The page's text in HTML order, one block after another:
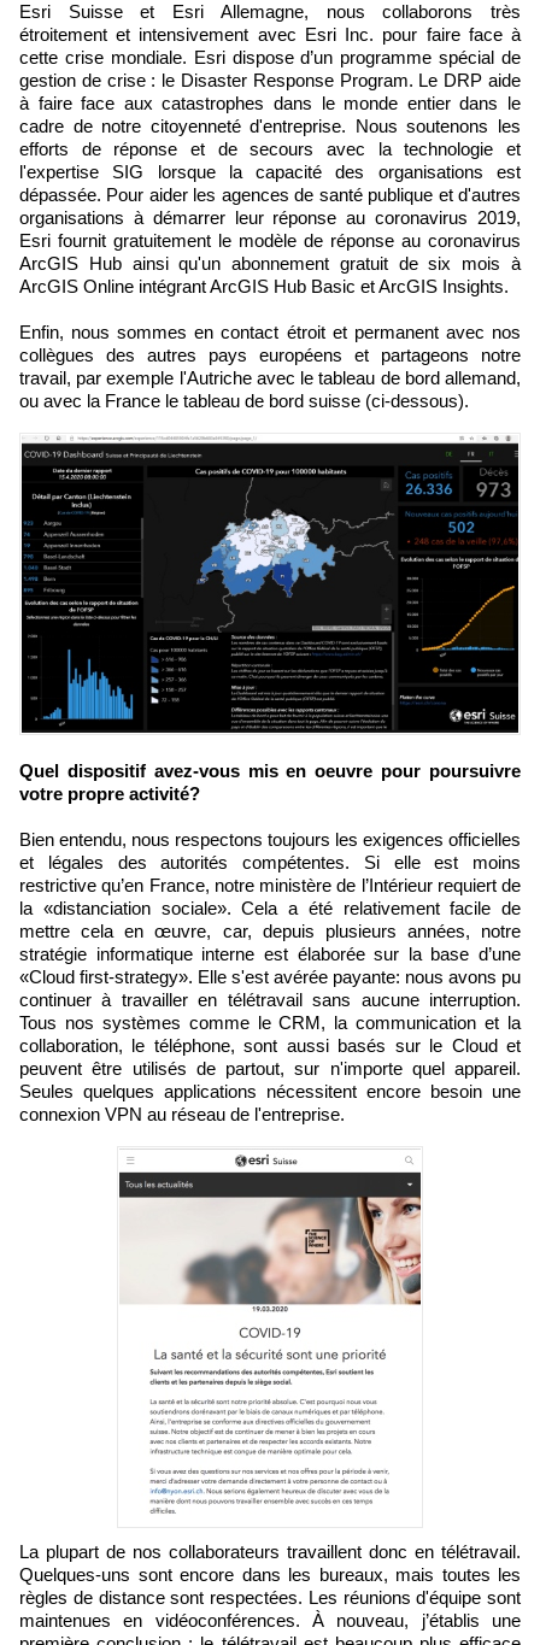
Esri Suisse et Esri Allemagne, nous collaborons très
étroitement et intensivement avec Esri Inc. pour faire face à
cette crise mondiale. Esri dispose d’un programme spécial de
gestion de crise : le Disaster Response Program. Le DRP aide
à faire face aux catastrophes dans le monde entier dans le
cadre de notre citoyenneté d'entreprise. Nous soutenons les
efforts de réponse et de secours avec la technologie et
l'expertise SIG lorsque la capacité des organisations est
dépassée. Pour aider les agences de santé publique et d'autres
organisations à démarrer leur réponse au coronavirus 2019,
Esri fournit gratuitement le modèle de réponse au coronavirus
ArcGIS Hub ainsi qu'un abonnement gratuit de six mois à
ArcGIS Online intégrant ArcGIS Hub Basic et ArcGIS Insights.
Enfin, nous sommes en contact étroit et permanent avec nos
collègues des autres pays européens et partageons notre
travail, par exemple l'Autriche avec le tableau de bord allemand,
ou avec la France le tableau de bord suisse (ci-dessous).
Quel dispositif avez-vous mis en oeuvre pour poursuivre
votre propre activité?
Bien entendu, nous respectons toujours les exigences officielles
et légales des autorités compétentes. Si elle est moins
restrictive qu’en France, notre ministère de l’Intérieur requiert de
la «distanciation sociale». Cela a été relativement facile de
mettre cela en œuvre, car, depuis plusieurs années, notre
stratégie informatique interne est élaborée sur la base d’une
«Cloud first-strategy». Elle s'est avérée payante: nous avons pu
continuer à travailler en télétravail sans aucune interruption.
Tous nos systèmes comme le CRM, la communication et la
collaboration, le téléphone, sont aussi basés sur le Cloud et
peuvent être utilisés de partout, sur n'importe quel appareil.
Seules quelques applications nécessitent encore besoin une
connexion VPN au réseau de l'entreprise.
La plupart de nos collaborateurs travaillent donc en télétravail.
Quelques-uns sont encore dans les bureaux, mais toutes les
règles de distance sont respectées. Les réunions d'équipe sont
maintenues en vidéoconférences. À nouveau, j’établis une